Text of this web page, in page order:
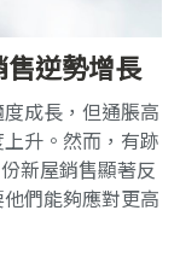
逆勢增長
成長，但通脹高
升。然而，有跡
新屋銷售顯著反
們能夠應對更高